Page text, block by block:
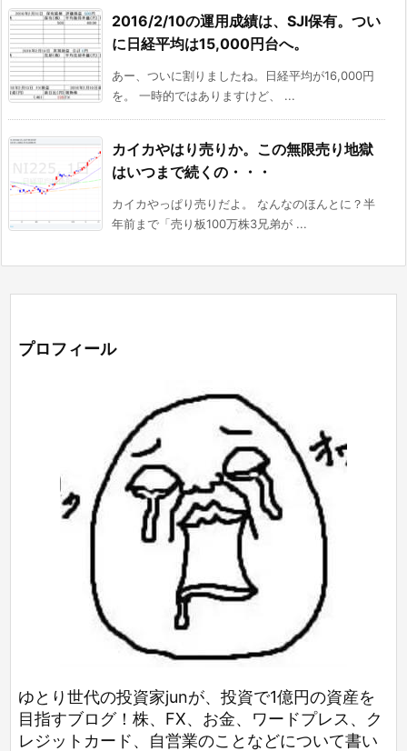
2016/2/10の運用成績は、SJI保有。つい
に日経平均は15,000円台へ。
あー、ついに割りましたね。日経平均が16,000円
を。 一時的ではありますけど、 ...
カイカやはり売りか。この無限売り地獄
はいつまで続くの・・・
カイカやっぱり売りだよ。 なんなのほんとに？半
年前まで「売り板100万株3兄弟が ...
プロフィール
ゆとり世代の投資家junが、投資で1億円の資産を
目指すブログ！株、FX、お金、ワードプレス、ク
レジットカード、自営業のことなどについて書い